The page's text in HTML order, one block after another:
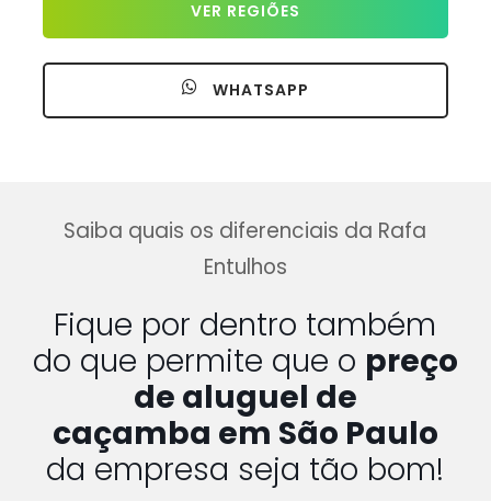
VER REGIÕES
WHATSAPP
Saiba quais os diferenciais da Rafa
Entulhos
Fique por dentro também
do que permite que o preço
de aluguel de
caçamba em São Paulo
da empresa seja tão bom!